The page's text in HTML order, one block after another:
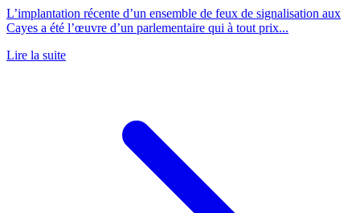
L’implantation récente d’un ensemble de feux de signalisation aux
Cayes a été l’œuvre d’un parlementaire qui à tout prix...
Lire la suite